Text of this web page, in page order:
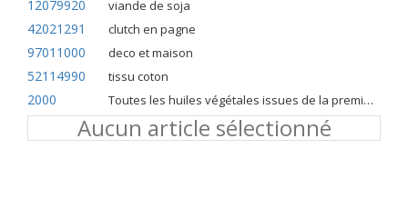
12079920 viande de soja
42021291 clutch en pagne
97011000 deco et maison
52114990 tissu coton
2000 Toutes les huiles végétales issues de la première pression à froid
Aucun article sélectionné